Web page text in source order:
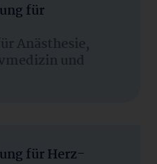
für
Anästhesie,
und
für Herz-